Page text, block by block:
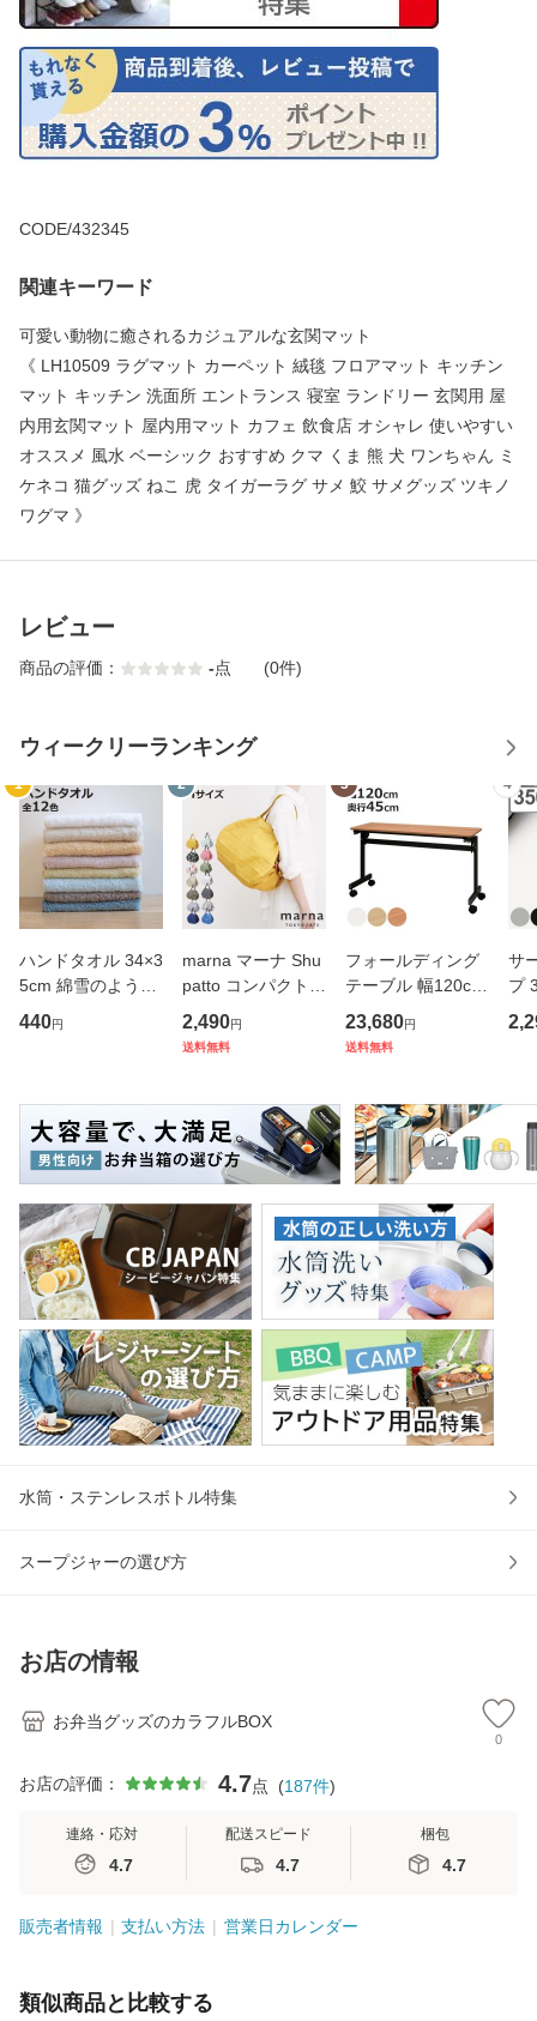
CODE/432345
関連キーワード
可愛い動物に癒されるカジュアルな玄関マット
《 LH10509 ラグマット カーペット 絨毯 フロアマット キッチン
マット キッチン 洗面所 エントランス 寝室 ランドリー 玄関用 屋
内用玄関マット 屋内用マット カフェ 飲食店 オシャレ 使いやすい
オススメ 風水 ベーシック おすすめ クマ くま 熊 犬 ワンちゃん ミ
ケネコ 猫グッズ ねこ 虎 タイガーラグ サメ 鮫 サメグッズ ツキノ
ワグマ 》
レビュー
商品の評価： -点 (0件)
ウィークリーランキング
1
ハンドタオル 34×3
5cm 綿雪のような
タオル ベルベット
カラー （ タオル
ンカチ 洗面タオル
綿 コッ
440円
2
marna マーナ Shu
patto コンパクトバ
ッグ M／2020 S46
7 （ シュパット エ
物バッグ 洗濯可能
北欧 コ
2,490円
送料無料
3
フォールディング
テーブル 幅120cm
奥行き45cm キャ
スター付き 折りた
ッキング 会議机 ミ
ーティング
23,680円
送料無料
4
サ
プ
フ
ス
マ
保
水筒・ステンレスボトル特集
スープジャーの選び方
お店の情報
お弁当グッズのカラフルBOX
0
お店の評価： 4.7点 (187件)
連絡・応対
4.7
配送スピード
4.7
梱包
4.7
販売者情報 支払い方法 営業日カレンダー
類似商品と比較する